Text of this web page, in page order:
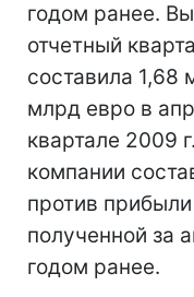
годом ранее.
отчетный
составила 1,68
млрд евро в
квартале 2009
компании
против
полученной за
годом ранее.